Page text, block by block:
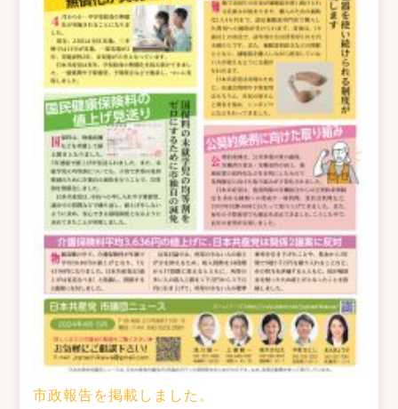
市政報告を掲載しました。